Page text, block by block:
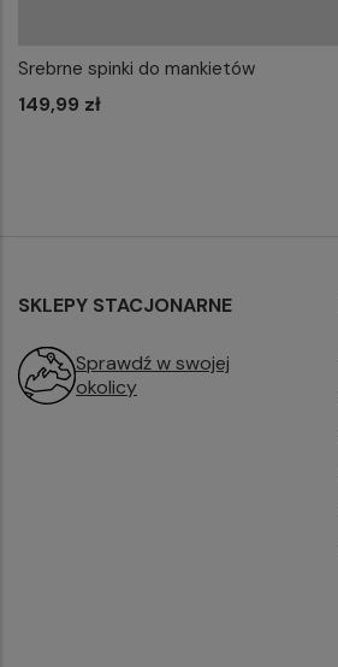
WYBIERZ ROZMIAR DO KOSZYKA
Srebrne spinki do mankietów
149,99 zł
SKLEPY STACJONARNE
Sprawdź w swojej
okolicy